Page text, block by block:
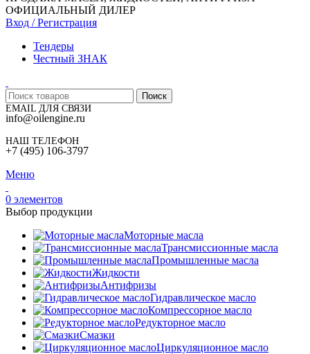
ОФИЦИАЛЬНЫЙ ДИЛЕР
Вход / Регистрация
Тендеры
Честный ЗНАК
Поиск
EMAIL ДЛЯ СВЯЗИ
info@oilengine.ru
НАШ ТЕЛЕФОН
+7 (495) 106-3797
Меню
0 элементов
Выбор продукции
Моторные масла
Трансмиссионные масла
Промышленные масла
Жидкости
Антифризы
Гидравлическое масло
Компрессорное масло
Редукторное масло
Смазки
Циркуляционное масло